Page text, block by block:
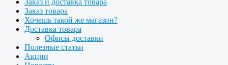
Заказ и доставка товара
Заказ товара
Хочешь такой же магазин?
Доставка товара
Офисы доставки
Полезные статьи
Акции